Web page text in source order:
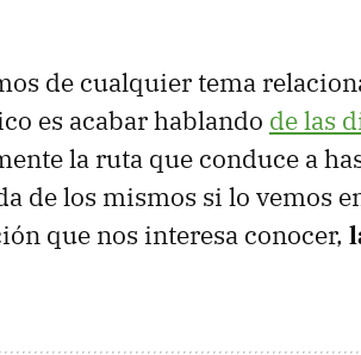
de cualquier tema
es acabar hablando de las
la ruta que conduce a
de los mismos si lo vemos
que nos interesa conocer,